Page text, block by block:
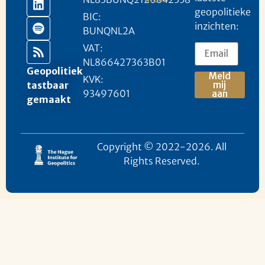
Geopolitiek
tastbaar
gemaakt
BIC:
BUNQNL2A
VAT:
NL866427363B01
KVK:
93497601
geopolitieke
inzichten:
Meld
mij
aan
Copyright © 2022-2026. All
Rights Reserved.